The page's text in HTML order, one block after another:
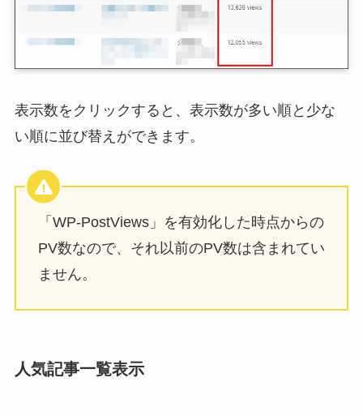
表示数をクリックすると、表示数が多い順と少な
い順に並び替えができます。
「WP-PostViews」を有効化した時点からの
PV数なので、それ以前のPV数は含まれてい
ません。
人気記事一覧表示